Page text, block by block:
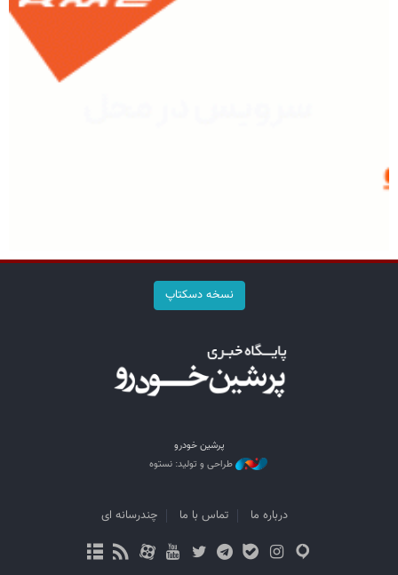
نسخه دسکتاپ
پرشین خودرو
طراحی و تولید: نستوه
درباره ما تماس با ما چندرسانه ای